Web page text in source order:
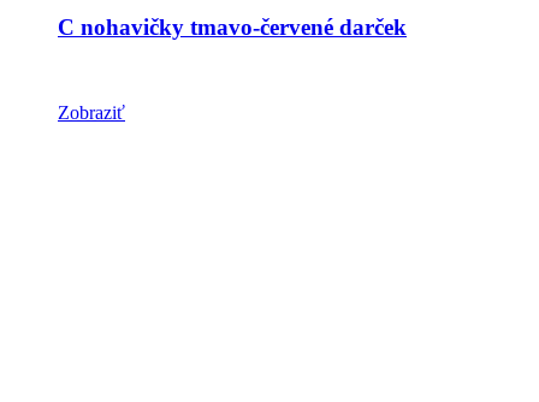
C nohavičky tmavo-červené darček
Zobraziť